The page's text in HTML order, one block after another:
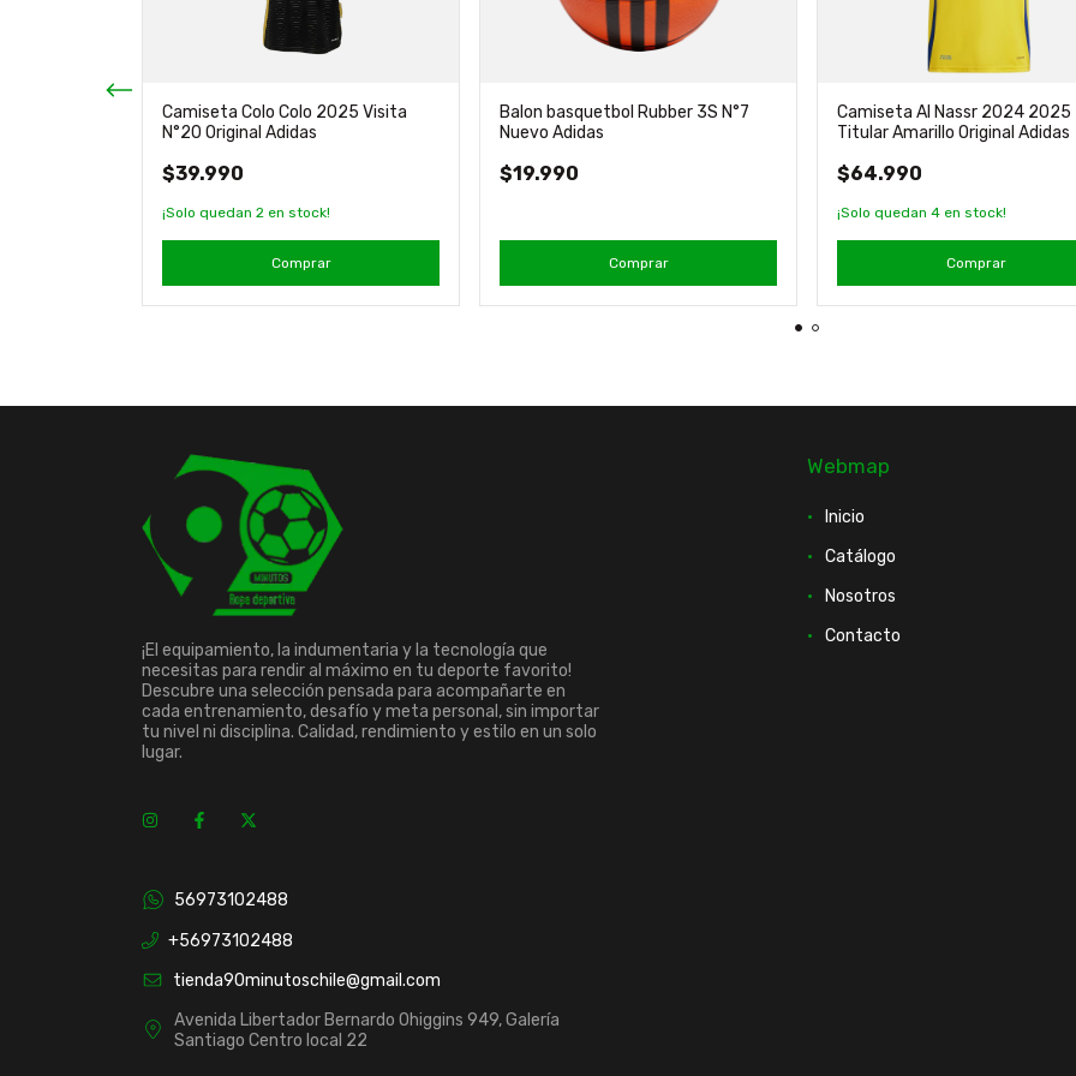
Camiseta Colo Colo 2025 Visita
N°20 Original Adidas
$39.990
¡Solo quedan 2 en stock!
Comprar
Balon basquetbol Rubber 3S N°7
Nuevo Adidas
$19.990
Comprar
Camiseta Al Nassr 2024 2025
Titular Amarillo Original Adidas
$64.990
¡Solo quedan 4 en stock!
Comprar
¡El equipamiento, la indumentaria y la tecnología que
necesitas para rendir al máximo en tu deporte favorito!
Descubre una selección pensada para acompañarte en
cada entrenamiento, desafío y meta personal, sin importar
tu nivel ni disciplina. Calidad, rendimiento y estilo en un solo
lugar.
56973102488
+56973102488
tienda90minutoschile@gmail.com
Avenida Libertador Bernardo Ohiggins 949, Galería
Santiago Centro local 22
Webmap
Inicio
Catálogo
Nosotros
Contacto